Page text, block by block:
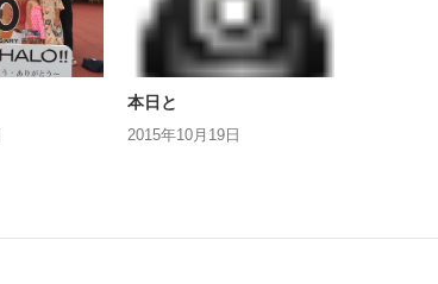
本日と
2015年10月19日